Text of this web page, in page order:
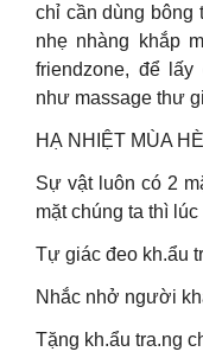
chỉ cần dùng bông
nhẹ nhàng khắp
friendzone, để
như massage thư
HẠ NHIỆT MÙA
Sự vật luôn có 2
mặt chúng ta thì
Tự giác đeo kh.ẩu
Nhắc nhở người
Tặng kh.ẩu tra.ng